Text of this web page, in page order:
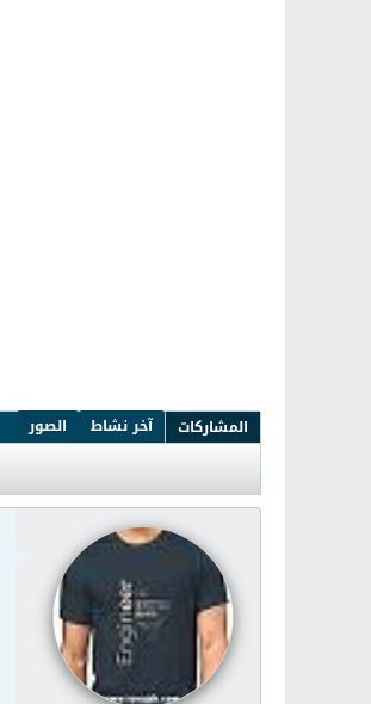
المشاركات آخر نشاط الصور